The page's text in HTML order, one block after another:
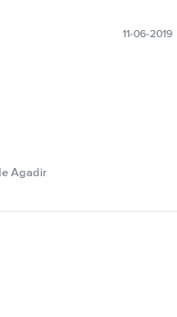
11-06-2019
Agadir